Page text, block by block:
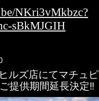
NKri3vMkbzc?
sBkMJGIH
ルズ店にてマチュ
提供期間延長決定‼︎